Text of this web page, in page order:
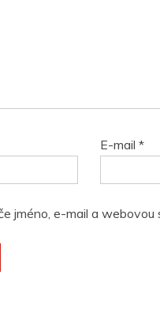
E-mail *
jméno, e-mail a webovou